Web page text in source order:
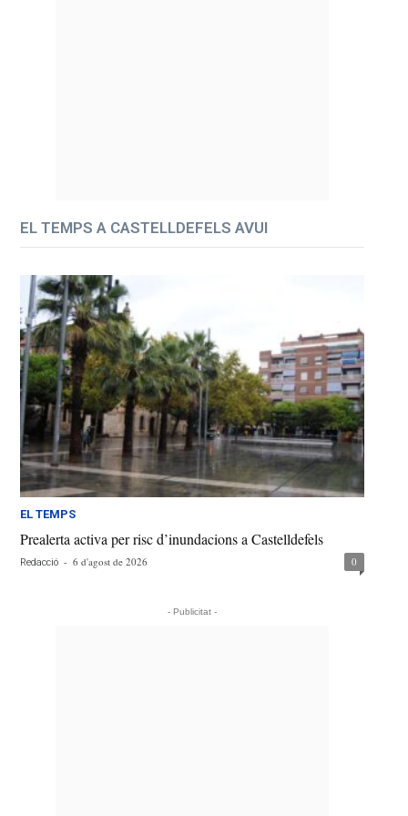
EL TEMPS A CASTELLDEFELS AVUI
EL TEMPS
Prealerta activa per risc d’inundacions a Castelldefels
Redacció - 6 d'agost de 2026 0
- Publicitat -